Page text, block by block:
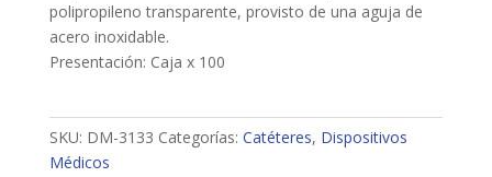
polipropileno transparente, provisto de una aguja de
acero inoxidable.
Presentación: Caja x 100
SKU: DM-3133 Categorías: Catéteres, Dispositivos
Médicos